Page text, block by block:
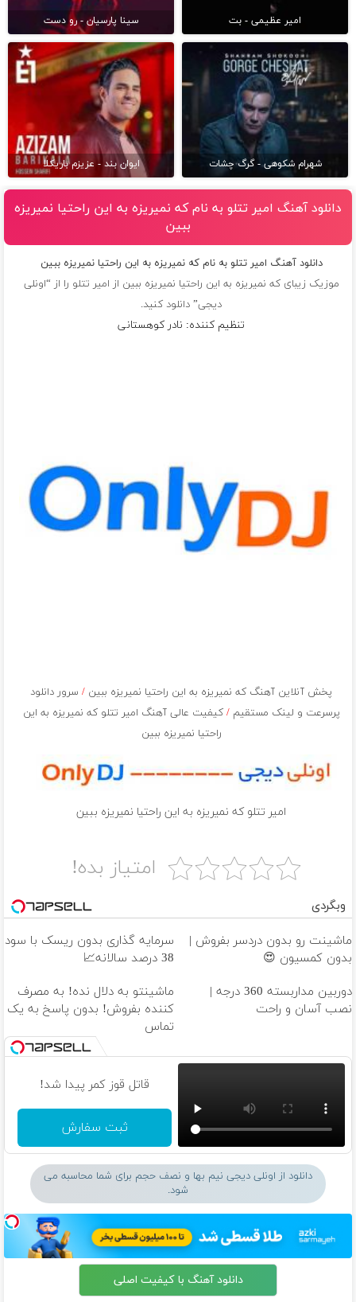
امیر عظیمی - بت سینا پارسیان - رو دست
شهرام شکوهی - گرگ چشات ایوان بند - عزیزم باریکلا
دانلود آهنگ امیر تتلو به نام که نمیریزه به این راحتیا نمیریزه
ببین
دانلود آهنگ امیر تتلو به نام که نمیریزه به این راحتیا نمیریزه ببین
موزیک زیبای که نمیریزه به این راحتیا نمیریزه ببین از امیر تتلو را از “اونلی
دیجی” دانلود کنید.
تنظیم کننده: نادر کوهستانی
پخش آنلاین آهنگ که نمیریزه به این راحتیا نمیریزه ببین /سرور دانلود
پرسرعت و لینک مستقیم/ کیفیت عالی آهنگ امیر تتلو که نمیریزه به این
راحتیا نمیریزه ببین
امیر تتلو که نمیریزه به این راحتیا نمیریزه ببین
امتیاز بده!
وبگردی
ماشینت رو بدون دردسر بفروش |
بدون کمسیون 😍
سرمایه گذاری بدون ریسک با سود
38 درصد سالانه📈
دوربین مداربسته 360 درجه |
نصب آسان و راحت
ماشینتو به دلال نده! به مصرف
کننده بفروش! بدون پاسخ به یک
تماس
قاتل قوز کمر پیدا شد!
ثبت سفارش
دانلود از اونلی دیجی نیم بها و نصف حجم برای شما محاسبه می
شود.
دانلود آهنگ با کیفیت اصلی